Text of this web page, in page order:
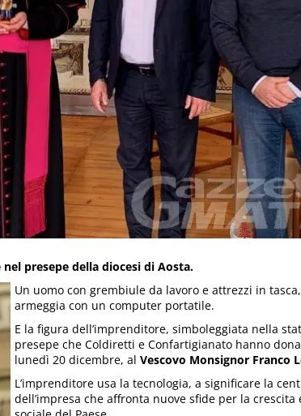
presepe della diocesi di Aosta.
Un uomo con grembiule da lavoro e attrezzi in
armeggia con un computer portatile.
E la figura dell’imprenditore, simboleggiata nella
presepe che Coldiretti e Confartigianato hanno
lunedì 20 dicembre, al Vescovo Monsignor Franco
L’imprenditore usa la tecnologia, a significare la
dell’impresa che affronta nuove sfide per la crescita